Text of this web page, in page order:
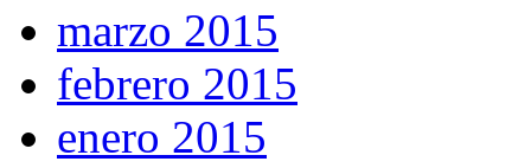
marzo 2015
febrero 2015
enero 2015